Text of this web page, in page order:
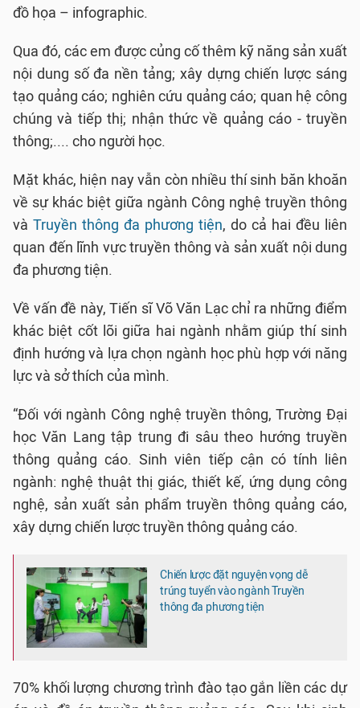
đồ họa – infographic.
Qua đó, các em được củng cố thêm kỹ năng sản xuất
nội dung số đa nền tảng; xây dựng chiến lược sáng
tạo quảng cáo; nghiên cứu quảng cáo; quan hệ công
chúng và tiếp thị; nhận thức về quảng cáo - truyền
thông;.... cho người học.
Mặt khác, hiện nay vẫn còn nhiều thí sinh băn khoăn
về sự khác biệt giữa ngành Công nghệ truyền thông
và Truyền thông đa phương tiện, do cả hai đều liên
quan đến lĩnh vực truyền thông và sản xuất nội dung
đa phương tiện.
Về vấn đề này, Tiến sĩ Võ Văn Lạc chỉ ra những điểm
khác biệt cốt lõi giữa hai ngành nhằm giúp thí sinh
định hướng và lựa chọn ngành học phù hợp với năng
lực và sở thích của mình.
“Đối với ngành Công nghệ truyền thông, Trường Đại
học Văn Lang tập trung đi sâu theo hướng truyền
thông quảng cáo. Sinh viên tiếp cận có tính liên
ngành: nghệ thuật thị giác, thiết kế, ứng dụng công
nghệ, sản xuất sản phẩm truyền thông quảng cáo,
xây dựng chiến lược truyền thông quảng cáo.
Chiến lược đặt nguyện vọng dễ
trúng tuyển vào ngành Truyền
thông đa phương tiện
70% khối lượng chương trình đào tạo gắn liền các dự